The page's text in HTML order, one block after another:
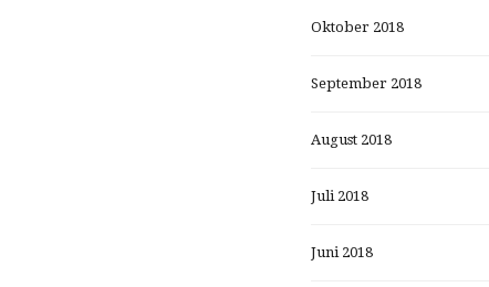
Oktober 2018
September 2018
August 2018
Juli 2018
Juni 2018